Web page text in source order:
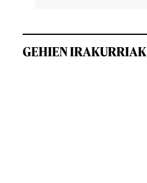
GEHIEN IRAKURRIAK